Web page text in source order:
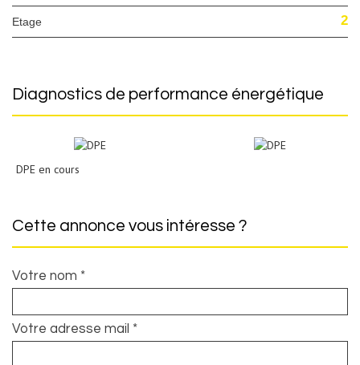
Etage 2
diagnostics de performance énergétique
DPE en cours
cette annonce vous intéresse ?
Votre nom *
Votre adresse mail *